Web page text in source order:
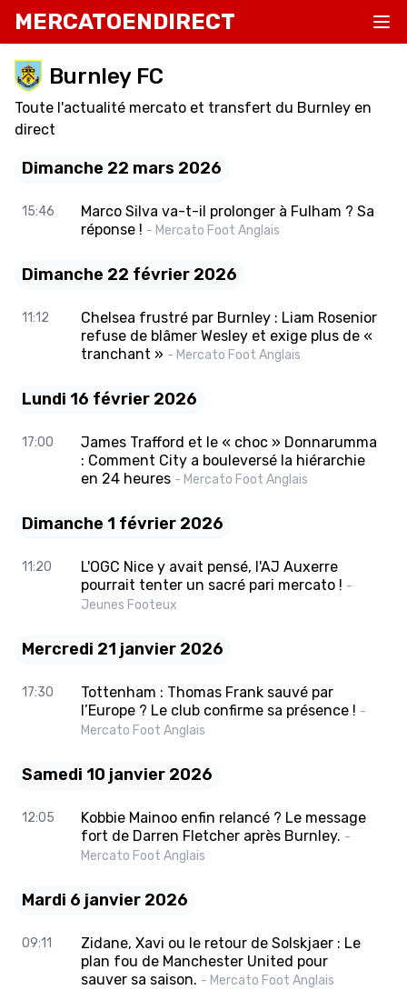
MERCATOENDIRECT
Burnley FC
Toute l'actualité mercato et transfert du Burnley en
direct
Dimanche 22 mars 2026
15:46
Marco Silva va-t-il prolonger à Fulham ? Sa
réponse ! - Mercato Foot Anglais
Dimanche 22 février 2026
11:12
Chelsea frustré par Burnley : Liam Rosenior
refuse de blâmer Wesley et exige plus de «
tranchant » - Mercato Foot Anglais
Lundi 16 février 2026
17:00
James Trafford et le « choc » Donnarumma
: Comment City a bouleversé la hiérarchie
en 24 heures - Mercato Foot Anglais
Dimanche 1 février 2026
11:20
L'OGC Nice y avait pensé, l'AJ Auxerre
pourrait tenter un sacré pari mercato ! -
Jeunes Footeux
Mercredi 21 janvier 2026
17:30
Tottenham : Thomas Frank sauvé par
l’Europe ? Le club confirme sa présence ! -
Mercato Foot Anglais
Samedi 10 janvier 2026
12:05
Kobbie Mainoo enfin relancé ? Le message
fort de Darren Fletcher après Burnley. -
Mercato Foot Anglais
Mardi 6 janvier 2026
09:11
Zidane, Xavi ou le retour de Solskjaer : Le
plan fou de Manchester United pour
sauver sa saison. - Mercato Foot Anglais